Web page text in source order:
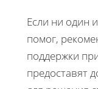
Если ни один
помог,
поддержки
предоставят